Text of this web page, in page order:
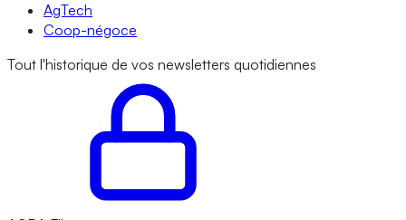
AgTech
Coop-négoce
Tout l'historique de vos newsletters quotidiennes